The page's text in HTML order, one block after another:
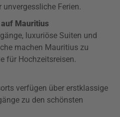
Ferien.
auf Mauritius
luxuriöse Suiten und
machen Mauritius zu
für Hochzeitsreisen.
verfügen über erstklassige
zu den schönsten